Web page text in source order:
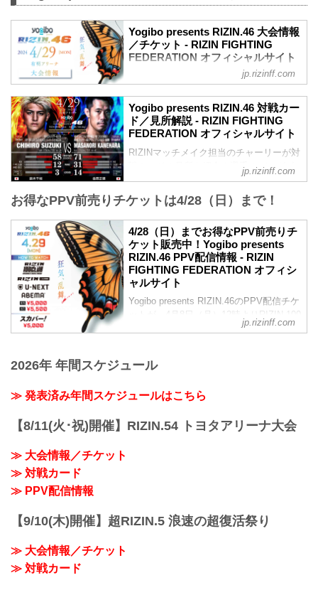
Yogibo presents RIZIN.46 大会情報
／チケット - RIZIN FIGHTING
FEDERATION オフィシャルサイト
youtu.be
更新情報
【3/16更新】大会名変更のお知らせ
変更前：RIZIN.47
変更後：Yogibo presents RIZIN.46
【1/18更新】開催日変更のお知らせ
RIZIN.47の開催日が以下に変更となりま
変更前：5月6日（祝・月）
変更後：4月29日（祝・月）
Yogibo presents RIZIN.46 大会概要
RYOKKE DRA...
jp.rizinff.com
Yogibo presents RIZIN.46 対戦カー
ド／見所解説 - RIZIN FIGHTING
FEDERATION オフィシャルサイト
RIZINマッチメイク担当のチャーリーが対
戦カードの見所を紹介！選手のバッグボ
ーンやストロングポイントを把握すれ
ば、試合観戦がもっと楽しくなる！観戦
前に是非チェックしておこう！
※見所解説は随時更新いたします。
更新情報
【1/31更新】大会名変更のお知らせ
大会名が以下に変更となりました。
変更前：RIZIN.47
変更後：RIZIN.46
試合順
第10試合／フェザー級タイトルマッチ 鈴
jp.rizinff.com
お得なPPV前売りチケットは4/28（日）まで！
4/28（日）までお得なPPV前売りチ
ケット販売中！Yogibo presents
RIZIN.46 PPV配信情報 - RIZIN
FIGHTING FEDERATION オフィシ
ャルサイト
Yogibo presents RIZIN.46のPPV配信チケ
ットが、4月8日（月）12時よりRIZIN 100
CLUB、RIZIN LIVE、ABEMA、U-NEXT
スで、Yogibo presents RIZIN.46を全試合
PPV販売スケジュール一覧
期間 応援
jp.rizinff.com
2026年 年間スケジュール
≫ 発表済み年間スケジュールはこちら
【8/11(火･祝)開催】RIZIN.54 トヨタアリーナ大会
≫ 大会情報／チケット
≫ 対戦カード
≫ PPV配信情報
【9/10(木)開催】超RIZIN.5 浪速の超復活祭り
≫ 大会情報／チケット
≫ 対戦カード